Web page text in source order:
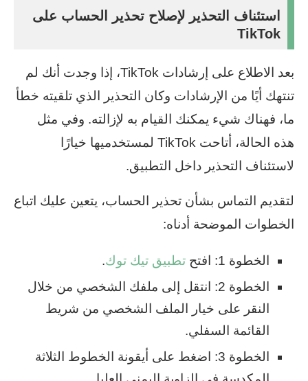
استئناف التحذير لإصلاح تحذير الحساب على
TikTok
بعد الاطلاع على إرشادات TikTok، إذا وجدت أنك لم
تنتهك أيًا من الإرشادات وكان التحذير الذي تلقيته خطأ
ما، فهناك شيء يمكنك القيام به لإزالته. وفي مثل
هذه الحالة، أتاحت TikTok لمستخدميها خيارًا
لاستئناف التحذير داخل التطبيق.
لتقديم التماس بشأن تحذير الحساب، يتعين عليك اتباع
الخطوات الموضحة أدناه:
الخطوة 1: افتح تطبيق تيك توك.
الخطوة 2: انتقل إلى ملفك الشخصي من خلال
النقر على خيار الملف الشخصي من شريط
القائمة السفلي.
الخطوة 3: اضغط على أيقونة الخطوط الثلاثة